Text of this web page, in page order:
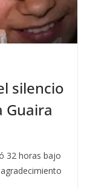
silencio
Guaira
32 horas bajo